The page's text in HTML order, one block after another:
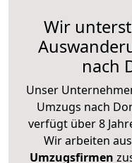
Wir
nach
Unser
Umzugs nach
verfügt über 8
Wir arbeiten
Umzugsfirmen